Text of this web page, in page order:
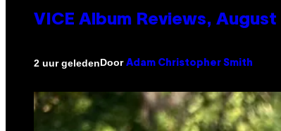
VICE Album Reviews,
2 uur geledenDoor Adam Christopher Smith